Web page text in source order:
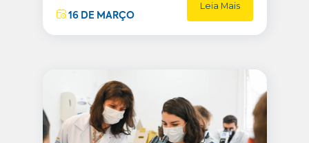
16 DE MARÇO
Leia Mais